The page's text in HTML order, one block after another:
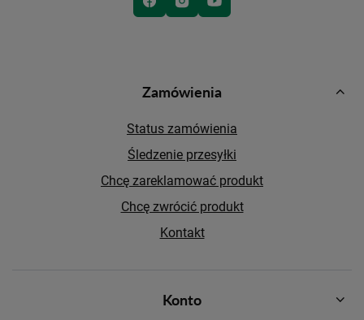
Zamówienia
Status zamówienia
Śledzenie przesyłki
Chcę zareklamować produkt
Chcę zwrócić produkt
Kontakt
Konto